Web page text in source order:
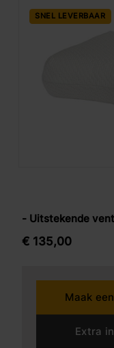
SNEL LEVERBAAR
- Uitstekende
€ 135,00
Maak
Extra